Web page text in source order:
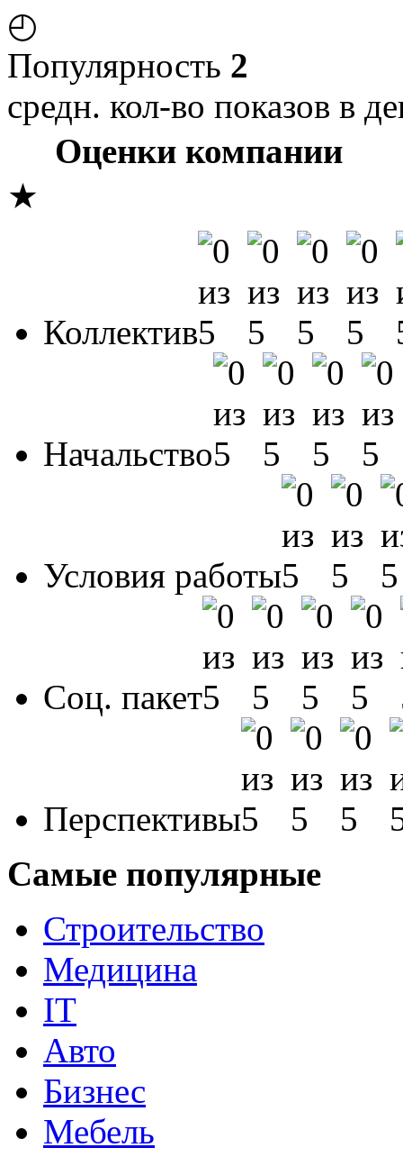
◴
Популярность 2
средн. кол-во показов в
Оценки компании
★
Коллектив
Начальство
Условия работы
Соц. пакет
Перспективы
Самые популярные
Строительство
Медицина
IT
Авто
Бизнес
Мебель